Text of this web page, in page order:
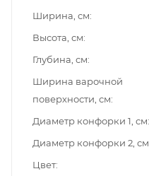
Ширина, см
Высота, см
Глубина, см
Ширина варочной
поверхности, см
Диаметр конфорки 1, см
Диаметр конфорки 2, см
Цвет